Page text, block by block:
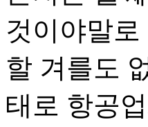
것이야말
할 겨를도
태로 항공